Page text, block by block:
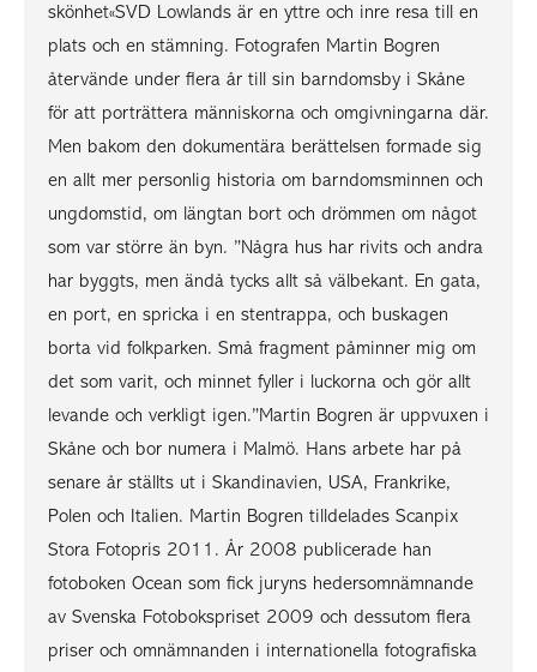
skönhet«SVD Lowlands är en yttre och inre resa till en
plats och en stämning. Fotografen Martin Bogren
återvände under flera år till sin barndomsby i Skåne
för att porträttera människorna och omgivningarna där.
Men bakom den dokumentära berättelsen formade sig
en allt mer personlig historia om barndomsminnen och
ungdomstid, om längtan bort och drömmen om något
som var större än byn. ”Några hus har rivits och andra
har byggts, men ändå tycks allt så välbekant. En gata,
en port, en spricka i en stentrappa, och buskagen
borta vid folkparken. Små fragment påminner mig om
det som varit, och minnet fyller i luckorna och gör allt
levande och verkligt igen.”Martin Bogren är uppvuxen i
Skåne och bor numera i Malmö. Hans arbete har på
senare år ställts ut i Skandinavien, USA, Frankrike,
Polen och Italien. Martin Bogren tilldelades Scanpix
Stora Fotopris 2011. År 2008 publicerade han
fotoboken Ocean som fick juryns hedersomnämnande
av Svenska Fotobokspriset 2009 och dessutom flera
priser och omnämnanden i internationella fotografiska